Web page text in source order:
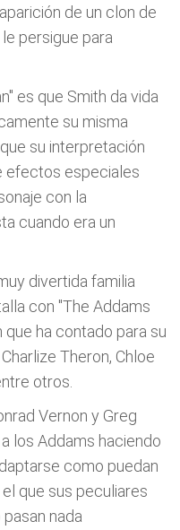
de un clon de
persigue para
es que Smith da vida
su misma
su interpretación
efectos especiales
con la
cuando era un
divertida familia
con "The Addams
que ha contado para su
Theron, Chloe
otros.
Vernon y Greg
los Addams haciendo
como puedan
que sus peculiares
nada